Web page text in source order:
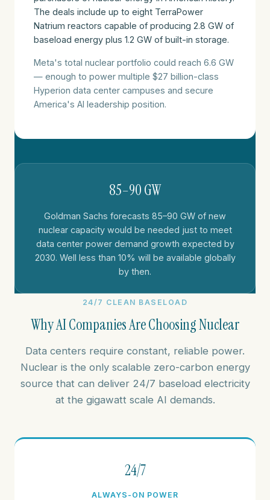
The deals include up to eight TerraPower
Natrium reactors capable of producing 2.8 GW of
baseload energy plus 1.2 GW of built-in storage.
Meta's total nuclear portfolio could reach 6.6 GW
— enough to power multiple $27 billion-class
Hyperion data center campuses and secure
America's AI leadership position.
85–90 GW
Goldman Sachs forecasts 85–90 GW of new
nuclear capacity would be needed just to meet
data center power demand growth expected by
2030. Well less than 10% will be available globally
by then.
24/7 CLEAN BASELOAD
Why AI Companies Are Choosing Nuclear
Data centers require constant, reliable power.
Nuclear is the only scalable zero-carbon energy
source that can deliver 24/7 baseload electricity
at the gigawatt scale AI demands.
24/7
ALWAYS-ON POWER